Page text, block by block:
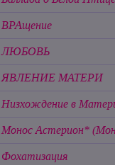
ВРАщение
ЛЮБОВЬ
ЯВЛЕНИЕ МАТЕРИ
Низхождение в
Монос Астерион*
Фохатизация